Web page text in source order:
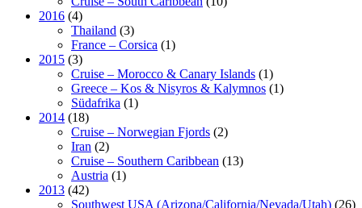
2016 (4)
Thailand (3)
France – Corsica (1)
2015 (3)
Cruise – Morocco & Canary Islands (1)
Greece – Kos & Nisyros & Kalymnos (1)
Südafrika (1)
2014 (18)
Cruise – Norwegian Fjords (2)
Iran (2)
Cruise – Southern Caribbean (13)
Austria (1)
2013 (42)
Southwest USA (Arizona/California/Nevada/Utah) (26)